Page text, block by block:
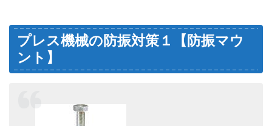
プレス機械の防振対策１【防振マウ
ント】